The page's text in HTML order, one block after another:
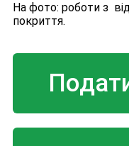
На фото: роботи з
покриття.